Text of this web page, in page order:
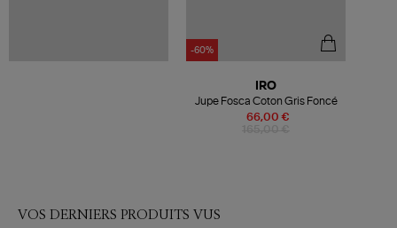
-60%
66,00 €
IRO
Jupe Fosca Coton Gris Foncé
VOS DERNIERS PRODUITS VUS